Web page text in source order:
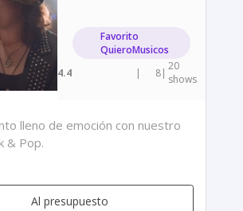
Favorito
QuieroMusicos
4.4
| 8| 20
shows
lleno de emoción con nuestro
& Pop.
Al presupuesto